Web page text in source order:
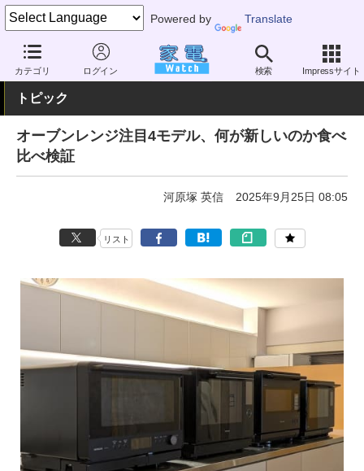
Powered by Translate
カテゴリ ログイン 検索 Impressサイト
家電 Watch 生活家電 オーブン・電子レンジ オーブンレンジ
トピック
オーブンレンジ注目4モデル、何が新しいのか食べ
比べ検証
河原塚 英信 2025年9月25日 08:05
リスト